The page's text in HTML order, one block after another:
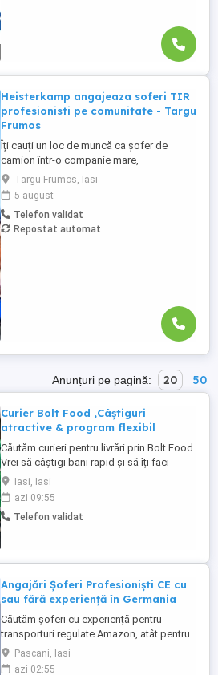
Heisterkamp angajeaza soferi TIR
profesionisti pe comunitate - Targu
Frumos
Îți cauți un loc de muncă ca șofer de
camion într-o companie mare,
internațională și stabilă? Atunci vino în
echipa Heisterkamp! Angajăm șoferi cu
sau fără experiență și echipaje pentru
transport internațional. Beneficii: training
de inițiere la începutul activității în cadrul
Targu Frumos, Iasi
5 august
Telefon validat
Repostat automat
Anunțuri pe pagină: 20 50
Curier Bolt Food ,Câștiguri
atractive & program flexibil
Căutăm curieri pentru livrări prin Bolt Food
Vrei să câștigi bani rapid și să îți faci
singur programul? Alătură-te echipei
noastre și începe imediat activitatea! Ce îți
oferim: Venituri atractive, în funcție de cât
lucrezi Plată corectă și la timp Program
Iasi, Iasi
azi 09:55
Telefon validat
Angajări Șoferi Profesioniști CE cu
sau fără experiență în Germania
Căutăm șoferi cu experiență pentru
transporturi regulate Amazon, atât pentru
echipaj (2 șoferi), cât și pentru șoferi
singuri. Oferim: Contract de muncă la
Pascani, Iasi
azi 02:55